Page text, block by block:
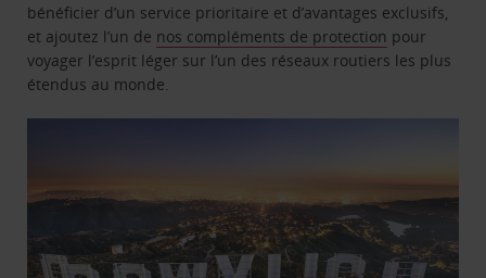
bénéficier d’un service prioritaire et d’avantages exclusifs,
et ajoutez l’un de nos compléments de protection pour
voyager l’esprit léger sur l’un des réseaux routiers les plus
étendus au monde.